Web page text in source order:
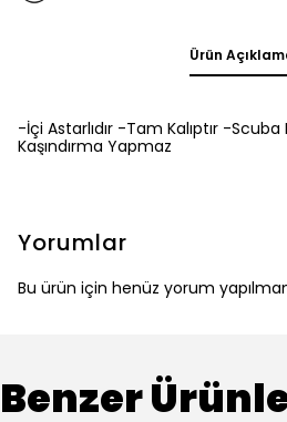
Ürün
-İçi Astarlıdır -Tam Kalıptır -
Kaşındırma Yapmaz
Yorumlar
Bu ürün için henüz yorum
Benzer